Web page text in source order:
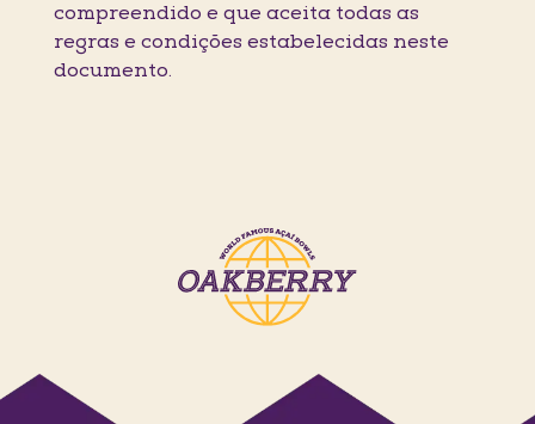
compreendido e que aceita todas as
regras e condições estabelecidas neste
documento.